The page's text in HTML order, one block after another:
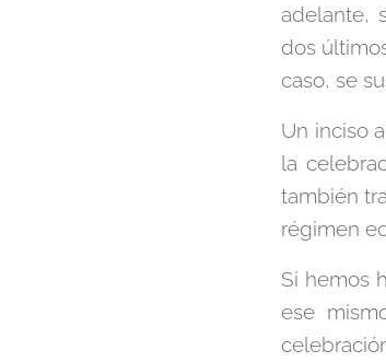
adelante,
dos
caso, se
Un inciso
la
también
régimen
Si hemos
ese